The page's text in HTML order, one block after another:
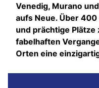
Venedig, Murano
aufs Neue. Über
und prächtige
fabelhaften
Orten eine